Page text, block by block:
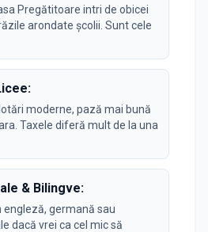
Pregătitoare intri de obicei
arondate școlii. Sunt cele
moderne, pază mai bună
Taxele diferă mult de la una
& Bilingve:
engleză, germană sau
dacă vrei ca cel mic să